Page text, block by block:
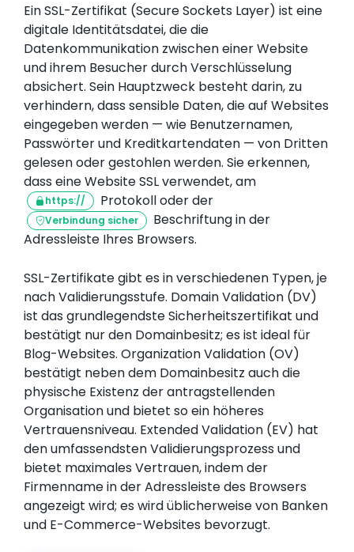
Ein SSL-Zertifikat (Secure Sockets Layer) ist eine
digitale Identitätsdatei, die die
Datenkommunikation zwischen einer Website
und ihrem Besucher durch Verschlüsselung
absichert. Sein Hauptzweck besteht darin, zu
verhindern, dass sensible Daten, die auf Websites
eingegeben werden — wie Benutzernamen,
Passwörter und Kreditkartendaten — von Dritten
gelesen oder gestohlen werden. Sie erkennen,
dass eine Website SSL verwendet, am
https:// Protokoll oder der
Verbindung sicher
Beschriftung in der
Adressleiste Ihres Browsers.
SSL-Zertifikate gibt es in verschiedenen Typen, je
nach Validierungsstufe. Domain Validation (DV)
ist das grundlegendste Sicherheitszertifikat und
bestätigt nur den Domainbesitz; es ist ideal für
Blog-Websites. Organization Validation (OV)
bestätigt neben dem Domainbesitz auch die
physische Existenz der antragstellenden
Organisation und bietet so ein höheres
Vertrauensniveau. Extended Validation (EV) hat
den umfassendsten Validierungsprozess und
bietet maximales Vertrauen, indem der
Firmenname in der Adressleiste des Browsers
angezeigt wird; es wird üblicherweise von Banken
und E-Commerce-Websites bevorzugt.